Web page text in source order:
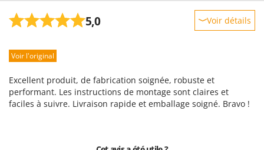
5,0 Voir détails
Prestations
Qualité / Prix
Facilité de montage
Voir l'original
Excellent produit, de fabrication soignée, robuste et
performant. Les instructions de montage sont claires et
faciles à suivre. Livraison rapide et emballage soigné. Bravo !